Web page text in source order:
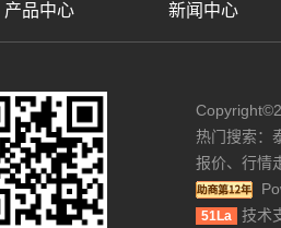
产品中心 新闻中心
热门搜索：
报价、行情
51La 技术